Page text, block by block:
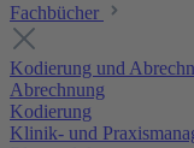
Fachbücher
Kodierung und
Abrechnung
Kodierung
Klinik- und